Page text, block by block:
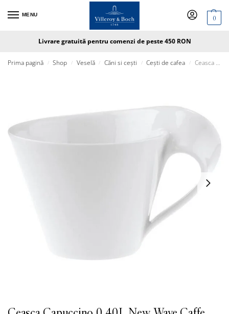
MENU 0
Livrare gratuită pentru comenzi de peste 450 RON
Prima pagină / Shop / Veselă / Căni si cești / Cești de cafea / Ceasca Capuccino 0.40L New Wave Caffe